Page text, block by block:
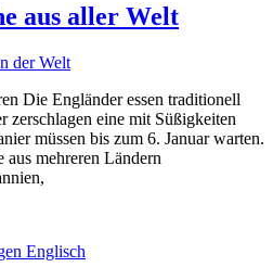
aus aller Welt
der Welt
Die Engländer essen traditionell
zerschlagen eine mit Süßigkeiten
müssen bis zum 6. Januar warten.
aus mehreren Ländern